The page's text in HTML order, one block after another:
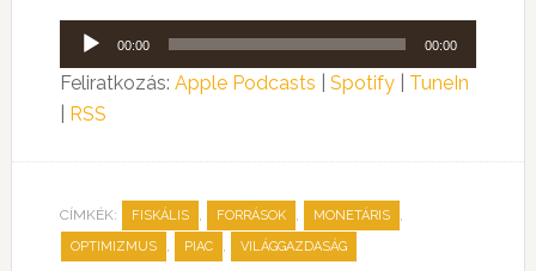
Audió
lejátszó
00:00 00:00
Feliratkozás: Apple Podcasts Spotify| TuneIn
RSS
CÍMKÉK: FISKÁLIS , FORRÁSOK , MONETÁRIS ,
OPTIMIZMUS , PIAC , VILÁGGAZDASÁG